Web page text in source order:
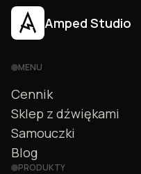
Amped Studio
MENU
Cennik
Sklep z dźwiękami
Samouczki
Blog
PRODUKTY